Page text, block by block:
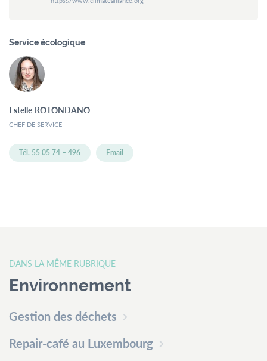
Service écologique
Estelle ROTONDANO
CHEF DE SERVICE
Tél. 55 05 74 – 496 Email
DANS LA MÊME RUBRIQUE
Environnement
Gestion des déchets
Repair-café au Luxembourg